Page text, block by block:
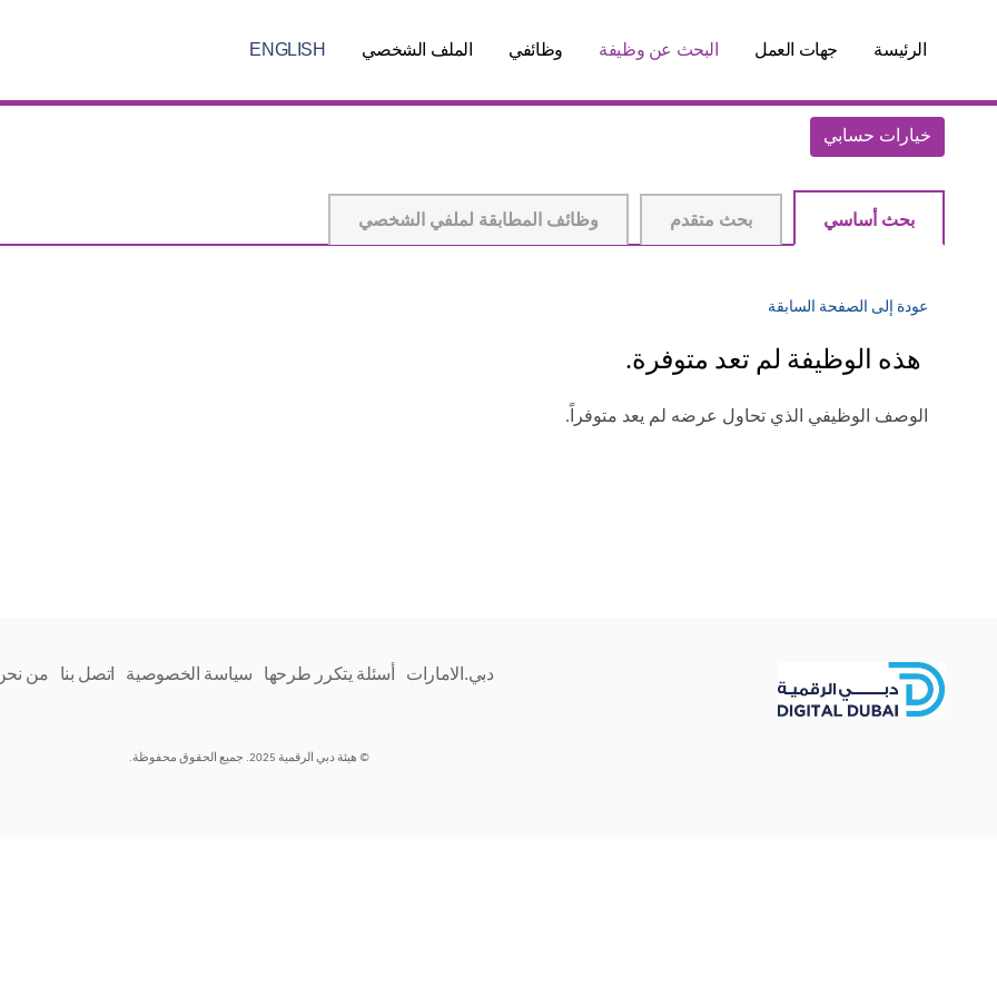
الرئيسة جهات العمل البحث عن وظيفة وظائفي الملف الشخصي ENGLISH
خيارات حسابي
بحث أساسي بحث متقدم وظائف المطابقة لملفي الشخصي
عودة إلى الصفحة السابقة
هذه الوظيفة لم تعد متوفرة.
الوصف الوظيفي الذي تحاول عرضه لم يعد متوفراً.
من اتصل بنا سياسة الخصوصية أسئلة يتكرر طرحها دبي.الامارات
© هيئة دبي الرقمية 2025. جميع الحقوق محفوظة.